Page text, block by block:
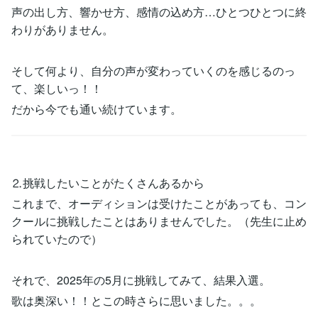
声の出し方、響かせ方、感情の込め方…ひとつひとつに終
わりがありません。
そして何より、自分の声が変わっていくのを感じるのっ
て、楽しいっ！！
だから今でも通い続けています。
⒉挑戦したいことがたくさんあるから
これまで、オーディションは受けたことがあっても、コン
クールに挑戦したことはありませんでした。（先生に止め
られていたので）
それで、2025年の5月に挑戦してみて、結果入選。
歌は奥深い！！とこの時さらに思いました。。。